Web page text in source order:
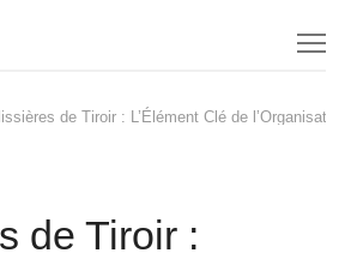
de Tiroir : L’Élément Clé de
de Tiroir :